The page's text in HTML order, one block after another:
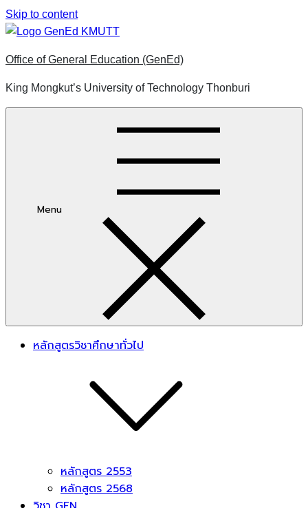
Skip to content
Office of General Education (GenEd)
King Mongkut’s University of Technology Thonburi
Menu
หลักสูตรวิชาศึกษาทั่วไป
หลักสูตร 2553
หลักสูตร 2568